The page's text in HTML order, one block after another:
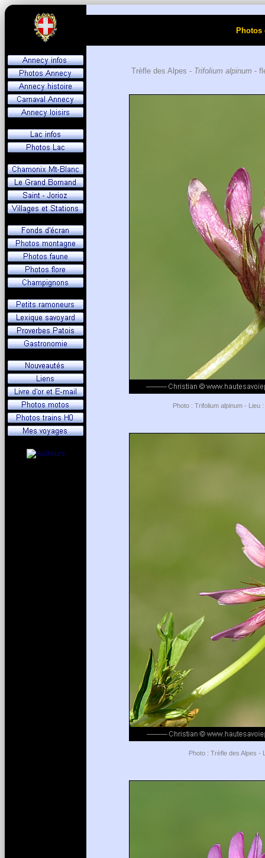
Trèfle des Alpes - Trifolium alpinum -
Photo : Trifolium alpinum -
Photo : Trèfle des Alpes -